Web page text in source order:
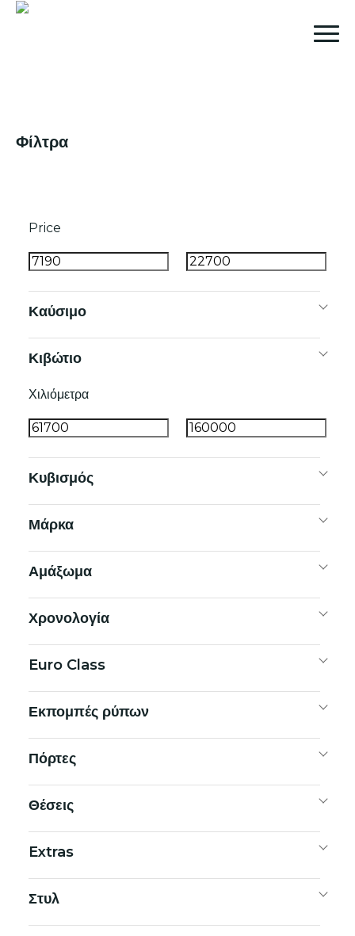
Φίλτρα
Price
Καύσιμο
Κιβώτιο
Χιλιόμετρα
Κυβισμός
Μάρκα
Αμάξωμα
Χρονολογία
Euro Class
Εκπομπές ρύπων
Πόρτες
Θέσεις
Extras
Στυλ